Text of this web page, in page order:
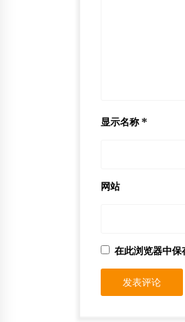
显示名称 *
网站
在此浏览器中保